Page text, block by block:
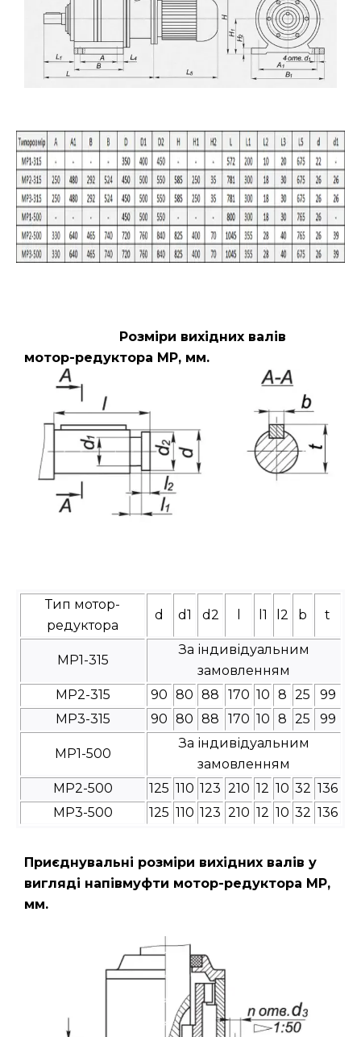
Розміри вихідних валів
мотор-редуктора МР, мм.
Тип мотор-
редуктора
d d1 d2 l1 l2 b t
МР1-315
За індивідуальним
замовленням
МР2-315
90 80 88 170 10 8 25
99
МР3-315
90 80 88 170 10 8 25 99
МР1-500
За індивідуальним
замовленням
МР2-500
125 110 123 210 12 10 32 136
МР3-500
125 110 123 210 12 10 32 136
Приєднувальні розміри вихідних валів у
вигляді напівмуфти мотор-редуктора МР,
мм.